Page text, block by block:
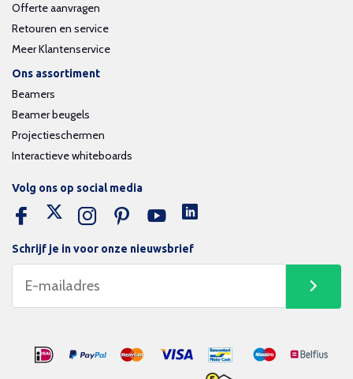
Offerte aanvragen
Retouren en service
Meer Klantenservice
Ons assortiment
Beamers
Beamer beugels
Projectieschermen
Interactieve whiteboards
Schrijf je in voor onze nieuwsbrief
Volg ons op social media